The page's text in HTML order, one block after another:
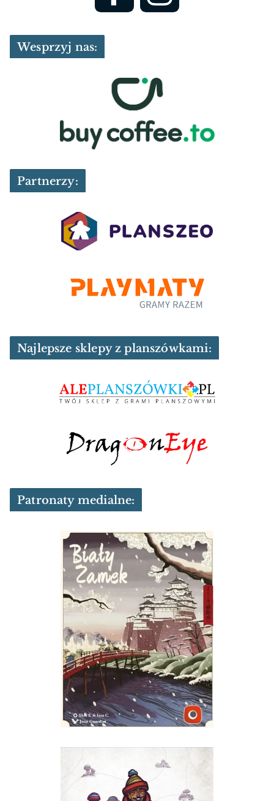
Wesprzyj nas:
Partnerzy:
Najlepsze sklepy z planszówkami:
Patronaty medialne: